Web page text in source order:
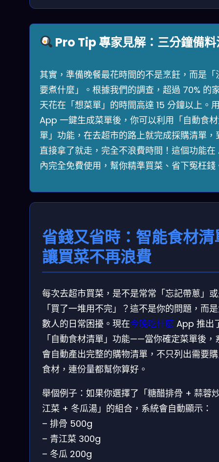
Pro Tip 專家見解：三分鐘備
其實，準備晚餐最花時間的不是烹飪，而是「
要煮什麼」。根據我們的調查，超過 70% 的
天花在「想菜單」的時間高達 15 分鐘以上。
App 一鍵生成菜單後，你可以利用「自動食
單」功能，在去超市的路上就完成採購清單，
直接拿了就走，完全不浪費時間！這個功能
內完全免費使用，幫你精準買菜、省下冤枉錢
省錢又省時：智能食材清
讓買菜不再浪費
每次去超市買菜，是不是常常「忘記帶蔥」
「買了一堆用不完」？這不是你的問題，而
數人的日常困擾。現在今晚吃什麼 App 推出
「自動食材清單」功能——當你確定菜單後，
會自動產出完整的購物清單，不只列出需要
食材，連份量都幫你算好。
舉個例子：如果你選擇了「糖醋排骨 + 蒜蓉
江菜 + 冬瓜湯」的組合，系統會自動顯示：
– 排骨 500g
– 青江菜 300g
– 冬瓜 200g